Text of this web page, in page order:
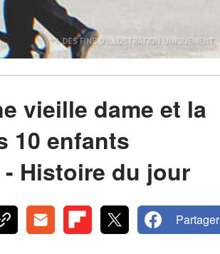
vieille dame et la
10 enfants
Histoire du jour
Partager